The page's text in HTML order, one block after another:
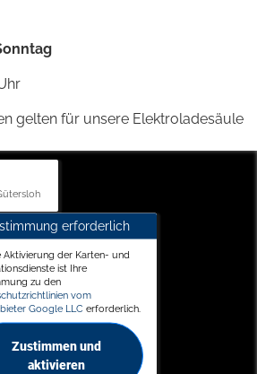
gelten für unsere Elektroladesäule
erforderlich
Aktivierung der Karten- und
ist Ihre
zu den
vom
Google LLC erforderlich.
Zustimmen und
aktivieren